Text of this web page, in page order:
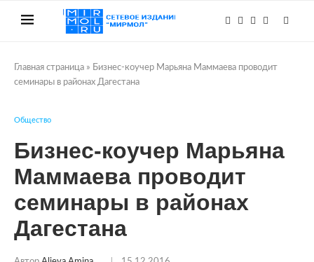
Главная страница » Бизнес-коучер Марьяна Маммаева проводит
семинары в районах Дагестана
Общество
Бизнес-коучер Марьяна
Маммаева проводит
семинары в районах
Дагестана